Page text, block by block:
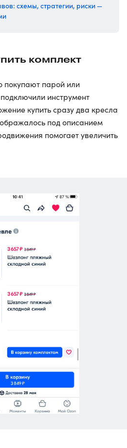
схемы, стратегии, риски —
комплект
покупают парой или
инструмент
купить сразу два кресла
под описанием
помогает увеличить